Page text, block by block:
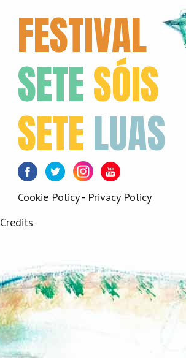
FESTIVAL
SETESÓIS
SETELUAS
FacebookTwitterInstagram
Cookie Policy- Privacy Policy
Credits